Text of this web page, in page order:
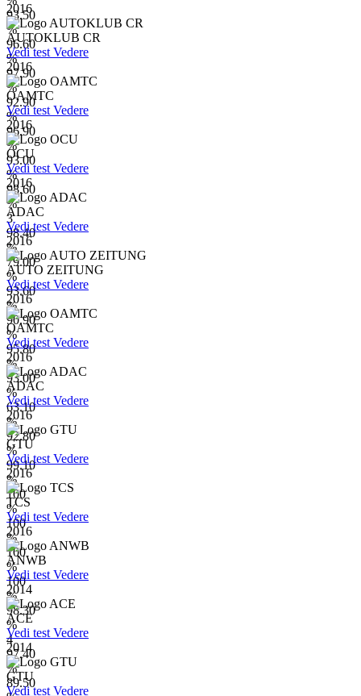
93.50
%
96.60
%
97.90
%
92.90
%
96.90
%
93.00
%
98.60
%
3
98.40
%
79.00
%
93.60
%
90.90
%
95.80
%
93.00
%
63.10
%
92.80
%
99.10
%
100
%
100
%
100
%
100
%
98.30
%
4
97.40
%
89.50
2016
AUTOKLUB CR
Vedi test Vedere
2016
OAMTC
Vedi test Vedere
2016
OCU
Vedi test Vedere
2016
ADAC
Vedi test Vedere
2016
AUTO ZEITUNG
Vedi test Vedere
2016
OAMTC
Vedi test Vedere
2016
ADAC
Vedi test Vedere
2016
GTU
Vedi test Vedere
2016
TCS
Vedi test Vedere
2016
ANWB
Vedi test Vedere
2014
ACE
Vedi test Vedere
2014
GTU
Vedi test Vedere